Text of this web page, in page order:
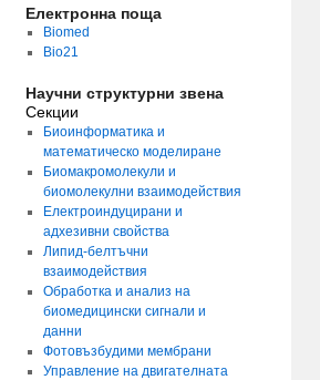
Електронна поща
Biomed
Bio21
Научни структурни звена
Секции
Биоинформатика и
математическо моделиране
Биомакромолекули и
биомолекулни взаимодействия
Електроиндуцирани и
адхезивни свойства
Липид-белтъчни
взаимодействия
Обработка и анализ на
биомедицински сигнали и
данни
Фотовъзбудими мембрани
Управление на двигателната